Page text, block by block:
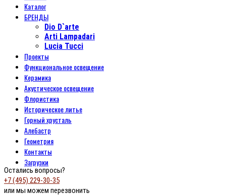
Каталог
БРЕНДЫ
Dio D`arte
Arti Lampadari
Lucia Tucci
Проекты
Функциональное освещение
Керамика
Акустическое освещение
Флористика
Историческое литье
Горный хрусталь
Алебастр
Геометрия
Контакты
Загрузки
Остались вопросы?
+7 (495) 229-30-35
или мы можем перезвонить